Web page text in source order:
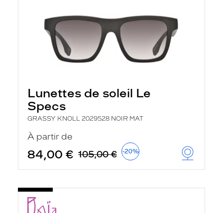
Lunettes de soleil Le
Specs
GRASSY KNOLL 2029528 NOIR MAT
À partir de
84,00 € 105,00 € -20%